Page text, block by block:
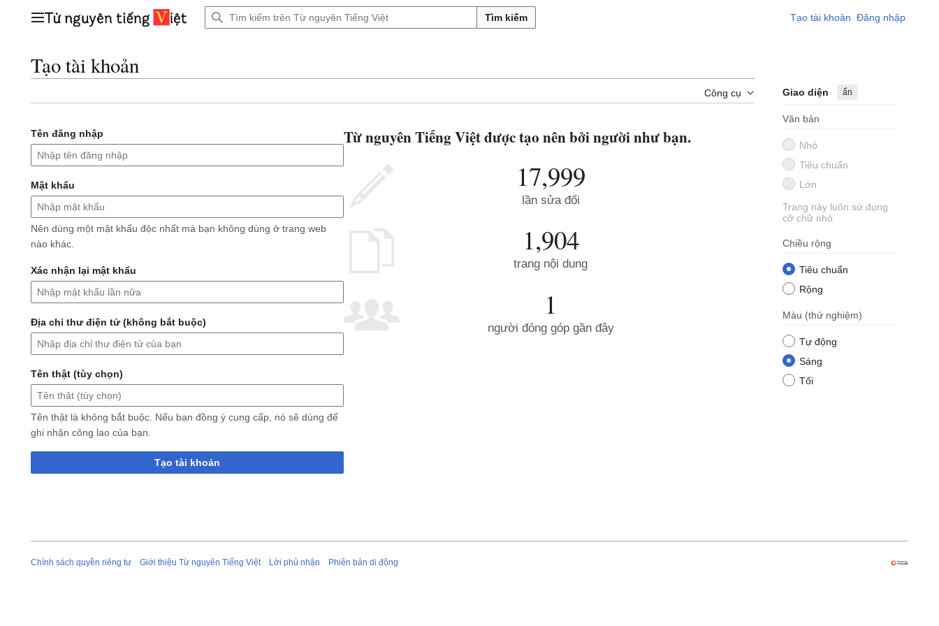
Trình đơn chính Tìm kiếm Tạo tài khoản Đăng nhập
Tạo tài khoản
Công cụ Giao diện ẩn
Văn bản
Nhỏ
Tiêu chuẩn
Lớn
Trang này luôn sử dụng
cỡ chữ nhỏ
Chiều rộng
Tiêu chuẩn
Rộng
Màu (thử nghiệm)
Tự động
Sáng
Tối
Tên đăng nhập
Mật khẩu
Nên dùng một mật khẩu độc nhất mà bạn không dùng ở trang web
nào khác.
Xác nhận lại mật khẩu
Địa chỉ thư điện tử (không bắt buộc)
Tên thật (tùy chọn)
Tên thật là không bắt buộc. Nếu bạn đồng ý cung cấp, nó sẽ dùng để
ghi nhận công lao của bạn.
Tạo tài khoản
Từ nguyên Tiếng Việt được tạo nên bởi người như bạn.
17,999
lần sửa đổi
1,904
trang nội dung
1
người đóng góp gần đây
Chính sách quyền riêng tư Giới thiệu Từ nguyên Tiếng Việt Lời phủ nhận Phiên bản di động